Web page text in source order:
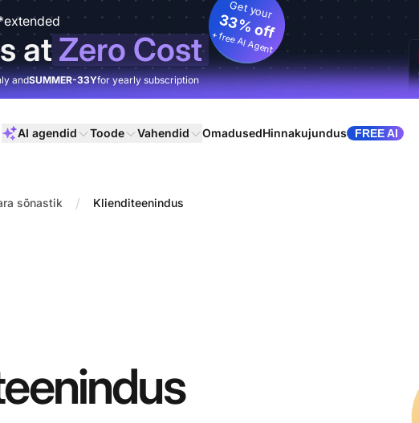
atZero Cost
Get your
33% off
+ free AI Agent
andSUMMER-33Yfor yearly subscription
AI agendid Toode Vahendid OmadusedHinnakujundus FREE AI
sõnastik / Klienditeenindus